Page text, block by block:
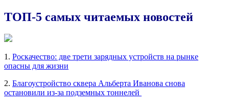
ТОП-5 самых читаемых новостей
1. Роскачество: две трети зарядных устройств на рынке
опасны для жизни
2. Благоустройство сквера Альберта Иванова снова
остановили из-за подземных тоннелей